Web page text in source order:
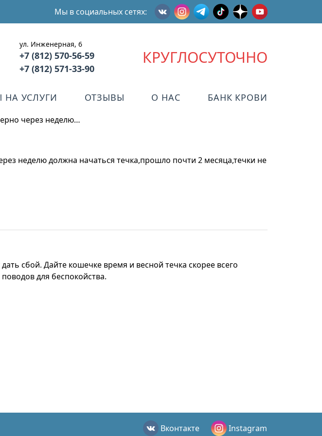
Мы в социальных сетях:
ул. Инженерная, 6
+7 (812) 570-56-59
+7 (812) 571-33-90
КРУГЛОСУТОЧНО
НА УСЛУГИ ОТЗЫВЫ О НАС БАНК КРОВИ
через неделю…
неделю должна начаться течка,прошло почти 2 месяца,течки не
сбой. Дайте кошечке время и весной течка скорее всего
для беспокойства.
Вконтакте Instagram